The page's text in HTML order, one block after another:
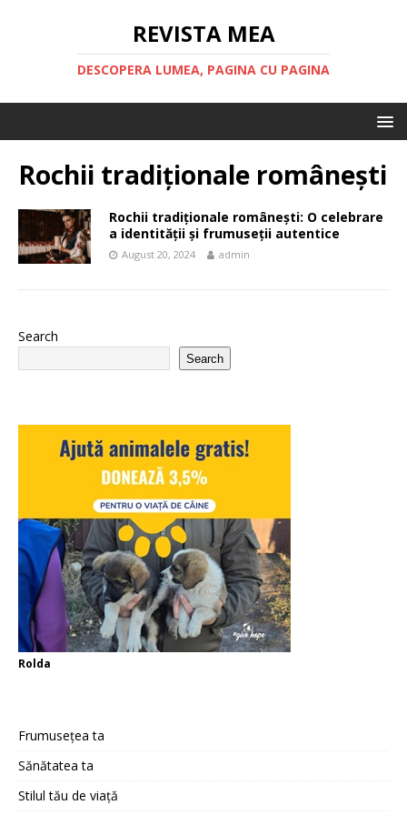
REVISTA MEA
DESCOPERA LUMEA, PAGINA CU PAGINA
Rochii tradiționale românești
Rochii tradiționale românești: O celebrare
a identității și frumuseții autentice
August 20, 2024 admin
Search
Search
Rolda
Frumusețea ta
Sănătatea ta
Stilul tău de viață